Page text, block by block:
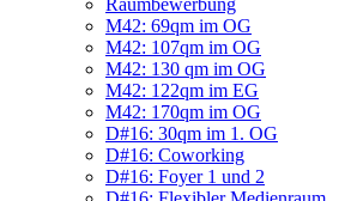
Raumbewerbung
M42: 69qm im OG
M42: 107qm im OG
M42: 130 qm im OG
M42: 122qm im EG
M42: 170qm im OG
D#16: 30qm im 1. OG
D#16: Coworking
D#16: Foyer 1 und 2